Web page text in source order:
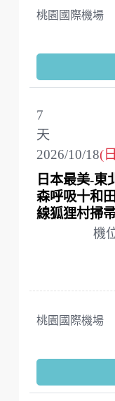
桃園國際機場
2026/10/18(
7
天
日本最美-東
森呼吸十和
線狐狸村掃
機
桃園國際機場